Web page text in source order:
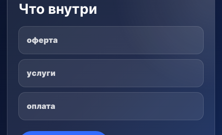
Что внутри
оферта
услуги
оплата